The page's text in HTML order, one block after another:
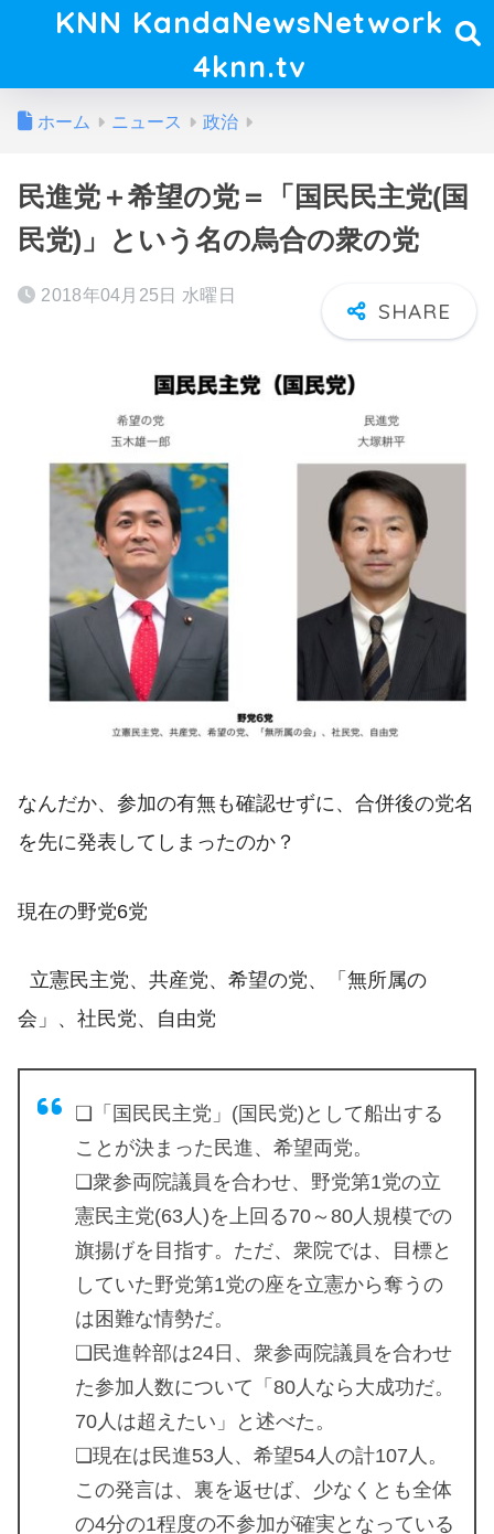
KNN KandaNewsNetwork
4knn.tv
ホーム ニュース 政治
民進党＋希望の党＝「国民民主党(国
民党)」という名の烏合の衆の党
2018年04月25日 水曜日
なんだか、参加の有無も確認せずに、合併後の党名
を先に発表してしまったのか？
現在の野党6党
立憲民主党、共産党、希望の党、「無所属の
会」、社民党、自由党
❏「国民民主党」(国民党)として船出する
ことが決まった民進、希望両党。
❏衆参両院議員を合わせ、野党第1党の立
憲民主党(63人)を上回る70～80人規模での
旗揚げを目指す。ただ、衆院では、目標と
していた野党第1党の座を立憲から奪うの
は困難な情勢だ。
❏民進幹部は24日、衆参両院議員を合わせ
た参加人数について「80人なら大成功だ。
70人は超えたい」と述べた。
❏現在は民進53人、希望54人の計107人。
この発言は、裏を返せば、少なくとも全体
の4分の1程度の不参加が確実となっている